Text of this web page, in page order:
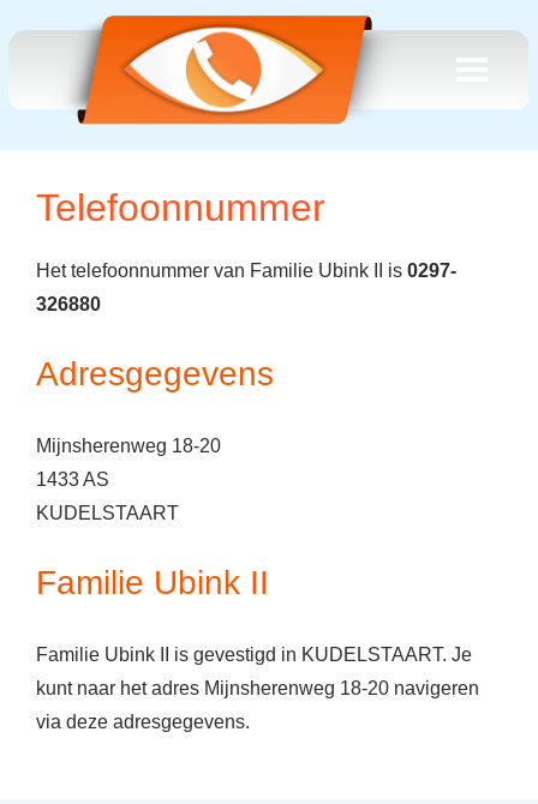
Telefoonnummer
Het telefoonnummer van Familie Ubink II is 0297-
326880
Adresgegevens
Mijnsherenweg 18-20
1433 AS
KUDELSTAART
Familie Ubink II
Familie Ubink II is gevestigd in KUDELSTAART. Je
kunt naar het adres Mijnsherenweg 18-20 navigeren
via deze adresgegevens.